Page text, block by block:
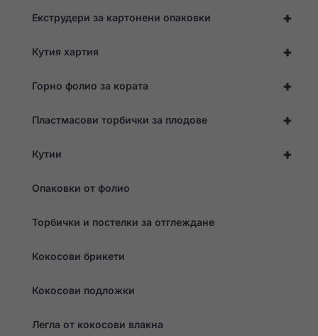
+
Екструдери за картонени опаковки
+
Кутия хартия
+
Горно фолио за кората
+
Пластмасови торбички за плодове
+
Кутии
Опаковки от фолио
Торбички и постелки за отглеждане
Кокосови брикети
Кокосови подложки
Легла от кокосови влакна
посещавате